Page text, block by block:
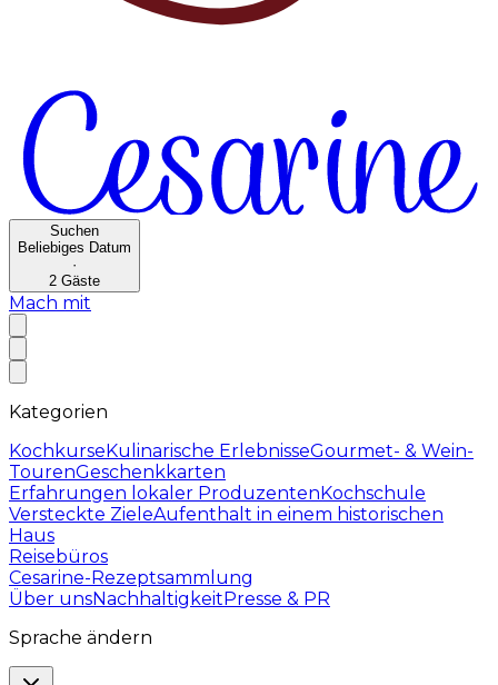
Suchen
Beliebiges Datum
·
2 Gäste
Mach mit
Kategorien
KochkurseKulinarische ErlebnisseGourmet- & Wein-
TourenGeschenkkarten
Erfahrungen lokaler ProduzentenKochschule
Versteckte ZieleAufenthalt in einem historischen
Haus
Reisebüros
Cesarine-Rezeptsammlung
Über unsNachhaltigkeitPresse & PR
Sprache ändern